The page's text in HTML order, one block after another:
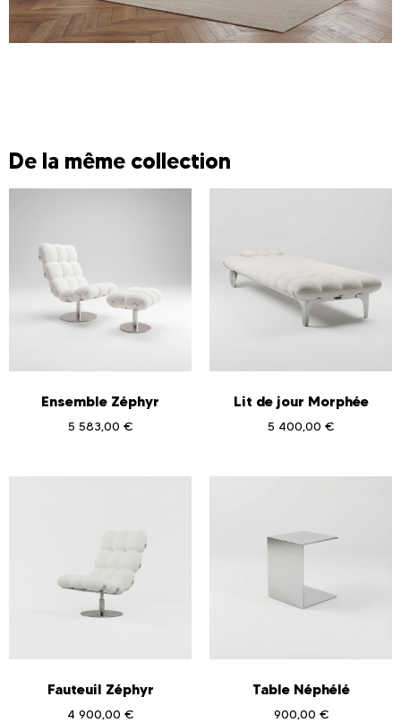
De la même collection
Ensemble Zéphyr
5 583,00 €
Lit de jour Morphée
5 400,00 €
Fauteuil Zéphyr
4 900,00 €
Table Néphélé
900,00 €